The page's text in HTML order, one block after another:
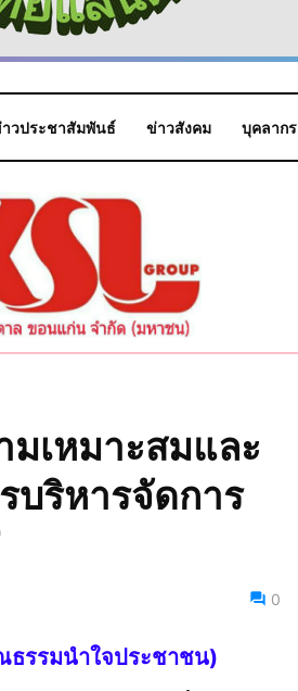
วประชาสัมพันธ์ ข่าวสังคม บุคลากร
เหมาะสมและ
บริหารจัดการ
0
ธรรมนำใจประชาชน)